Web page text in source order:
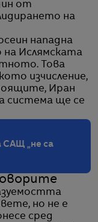
от
на
нападна
на Ислямската
Това
изчисление,
Иран
система ще се
САЩ „не са
но не е
сред